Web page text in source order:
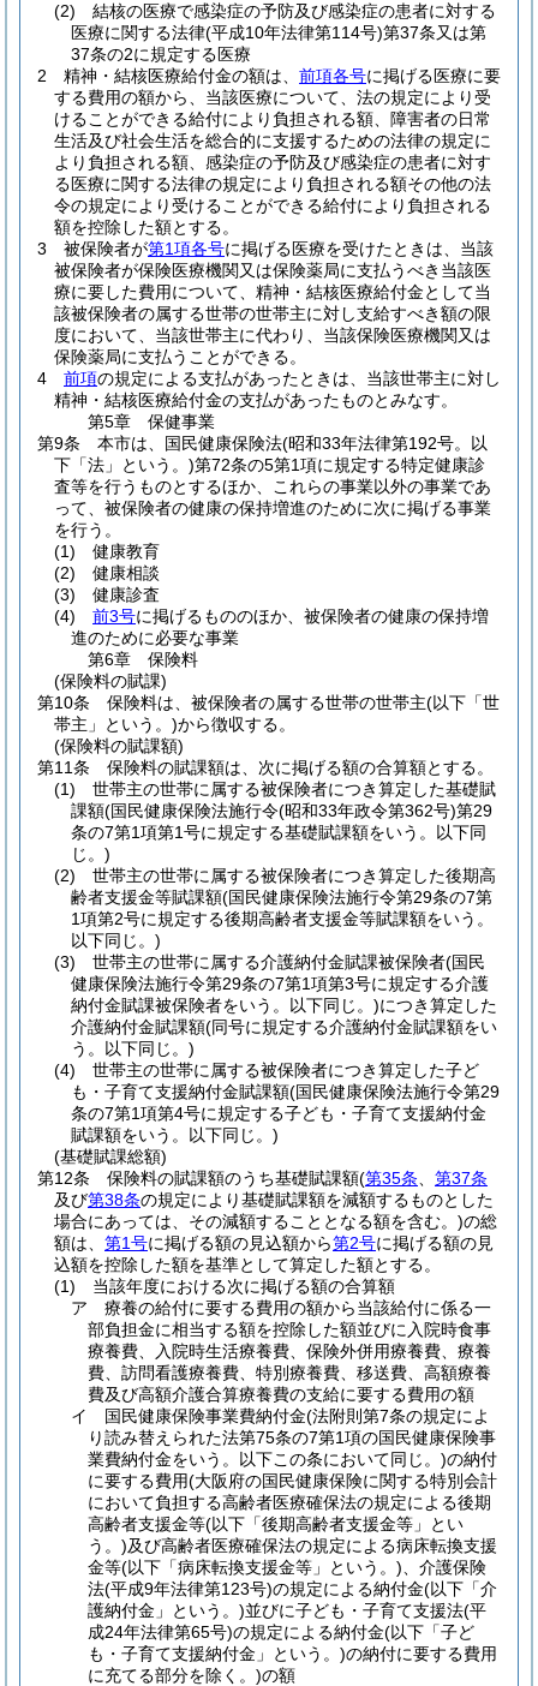
(2)
結核の医療で感染症の予防及び感染症の患者に対する
医療に関する法律(平成10年法律第114号)第37条又は第
37条の2に規定する医療
2
精神・結核医療給付金の額は、 前項各号に掲げる医療に要
する費用の額から、当該医療について、法の規定により受
けることができる給付により負担される額、障害者の日常
生活及び社会生活を総合的に支援するための法律の規定に
より負担される額、感染症の予防及び感染症の患者に対す
る医療に関する法律の規定により負担される額その他の法
令の規定により受けることができる給付により負担される
額を控除した額とする。
3
被保険者が第1項各号に掲げる医療を受けたときは、当該
被保険者が保険医療機関又は保険薬局に支払うべき当該医
療に要した費用について、精神・結核医療給付金として当
該被保険者の属する世帯の世帯主に対し支給すべき額の限
度において、当該世帯主に代わり、当該保険医療機関又は
保険薬局に支払うことができる。
4
前項の規定による支払があったときは、当該世帯主に対し
精神・結核医療給付金の支払があったものとみなす。
第5章
保健事業
第9条
本市は、国民健康保険法(昭和33年法律第192号。以
下「法」という。)第72条の5第1項に規定する特定健康診
査等を行うものとするほか、これらの事業以外の事業であ
って、被保険者の健康の保持増進のために次に掲げる事業
を行う。
(1)
健康教育
(2)
健康相談
(3)
健康診査
(4)
前3号に掲げるもののほか、被保険者の健康の保持増
進のために必要な事業
第6章
保険料
(保険料の賦課)
第10条
保険料は、被保険者の属する世帯の世帯主(以下「世
帯主」という。)から徴収する。
(保険料の賦課額)
第11条
保険料の賦課額は、次に掲げる額の合算額とする。
(1)
世帯主の世帯に属する被保険者につき算定した基礎賦
課額(国民健康保険法施行令(昭和33年政令第362号)第29
条の7第1項第1号に規定する基礎賦課額をいう。以下同
じ。)
(2)
世帯主の世帯に属する被保険者につき算定した後期高
齢者支援金等賦課額(国民健康保険法施行令第29条の7第
1項第2号に規定する後期高齢者支援金等賦課額をいう。
以下同じ。)
(3)
世帯主の世帯に属する介護納付金賦課被保険者(国民
健康保険法施行令第29条の7第1項第3号に規定する介護
納付金賦課被保険者をいう。以下同じ。)につき算定した
介護納付金賦課額(同号に規定する介護納付金賦課額をい
う。以下同じ。)
(4)
世帯主の世帯に属する被保険者につき算定した子ど
も・子育て支援納付金賦課額(国民健康保険法施行令第29
条の7第1項第4号に規定する子ども・子育て支援納付金
賦課額をいう。以下同じ。)
(基礎賦課総額)
第12条
保険料の賦課額のうち基礎賦課額(第35条
第37条
及び第38条の規定により基礎賦課額を減額するものとした
場合にあっては、その減額することとなる額を含む。)の総
額は、 第1号に掲げる額の見込額から第2号に掲げる額の見
込額を控除した額を基準として算定した額とする。
(1)
当該年度における次に掲げる額の合算額
ア
療養の給付に要する費用の額から当該給付に係る一
部負担金に相当する額を控除した額並びに入院時食事
療養費、入院時生活療養費、保険外併用療養費、療養
費、訪問看護療養費、特別療養費、移送費、高額療養
費及び高額介護合算療養費の支給に要する費用の額
イ
国民健康保険事業費納付金(法附則第7条の規定によ
り読み替えられた法第75条の7第1項の国民健康保険事
業費納付金をいう。以下この条において同じ。)の納付
に要する費用(大阪府の国民健康保険に関する特別会計
において負担する高齢者医療確保法の規定による後期
高齢者支援金等(以下「後期高齢者支援金等」とい
う。)及び高齢者医療確保法の規定による病床転換支援
金等(以下「病床転換支援金等」という。) 、介護保険
法(平成9年法律第123号)の規定による納付金(以下「介
護納付金」という。)並びに子ども・子育て支援法(平
成24年法律第65号)の規定による納付金(以下「子ど
も・子育て支援納付金」という。)の納付に要する費用
に充てる部分を除く。)の額